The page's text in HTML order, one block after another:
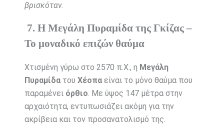
βρισκόταν.
7. Η Μεγάλη Πυραμίδα της Γκίζας –
Το μοναδικό επιζών θαύμα
Χτισμένη γύρω στο 2570 π.Χ., η Μεγάλη
Πυραμίδατου Χέοπαείναι το μόνο θαύμα που
παραμένει όρθιο. Με ύψος 147 μέτρα στην
αρχαιότητα, εντυπωσιάζει ακόμη για την
ακρίβεια και τον προσανατολισμό της.